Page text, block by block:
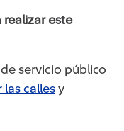
este
servicio público
calles y